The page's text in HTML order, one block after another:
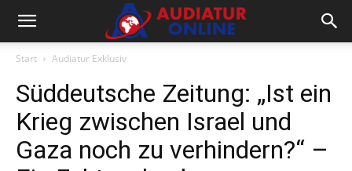
Start Audiatur Exklusiv
Süddeutsche Zeitung: „Ist ein
Krieg zwischen Israel und
Gaza noch zu verhindern?“ –